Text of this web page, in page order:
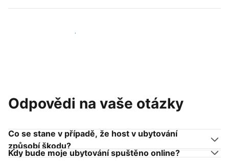
Připojit se k dalším hostitelům
Odpovědi na vaše otázky
Co se stane v případě, že host v ubytování
způsobí škodu?
Kdy bude moje ubytování spuštěno online?